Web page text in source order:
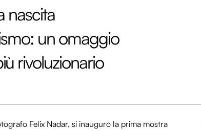
nascita
un omaggio
rivoluzionario
Felix Nadar, si inaugurò la prima mostra